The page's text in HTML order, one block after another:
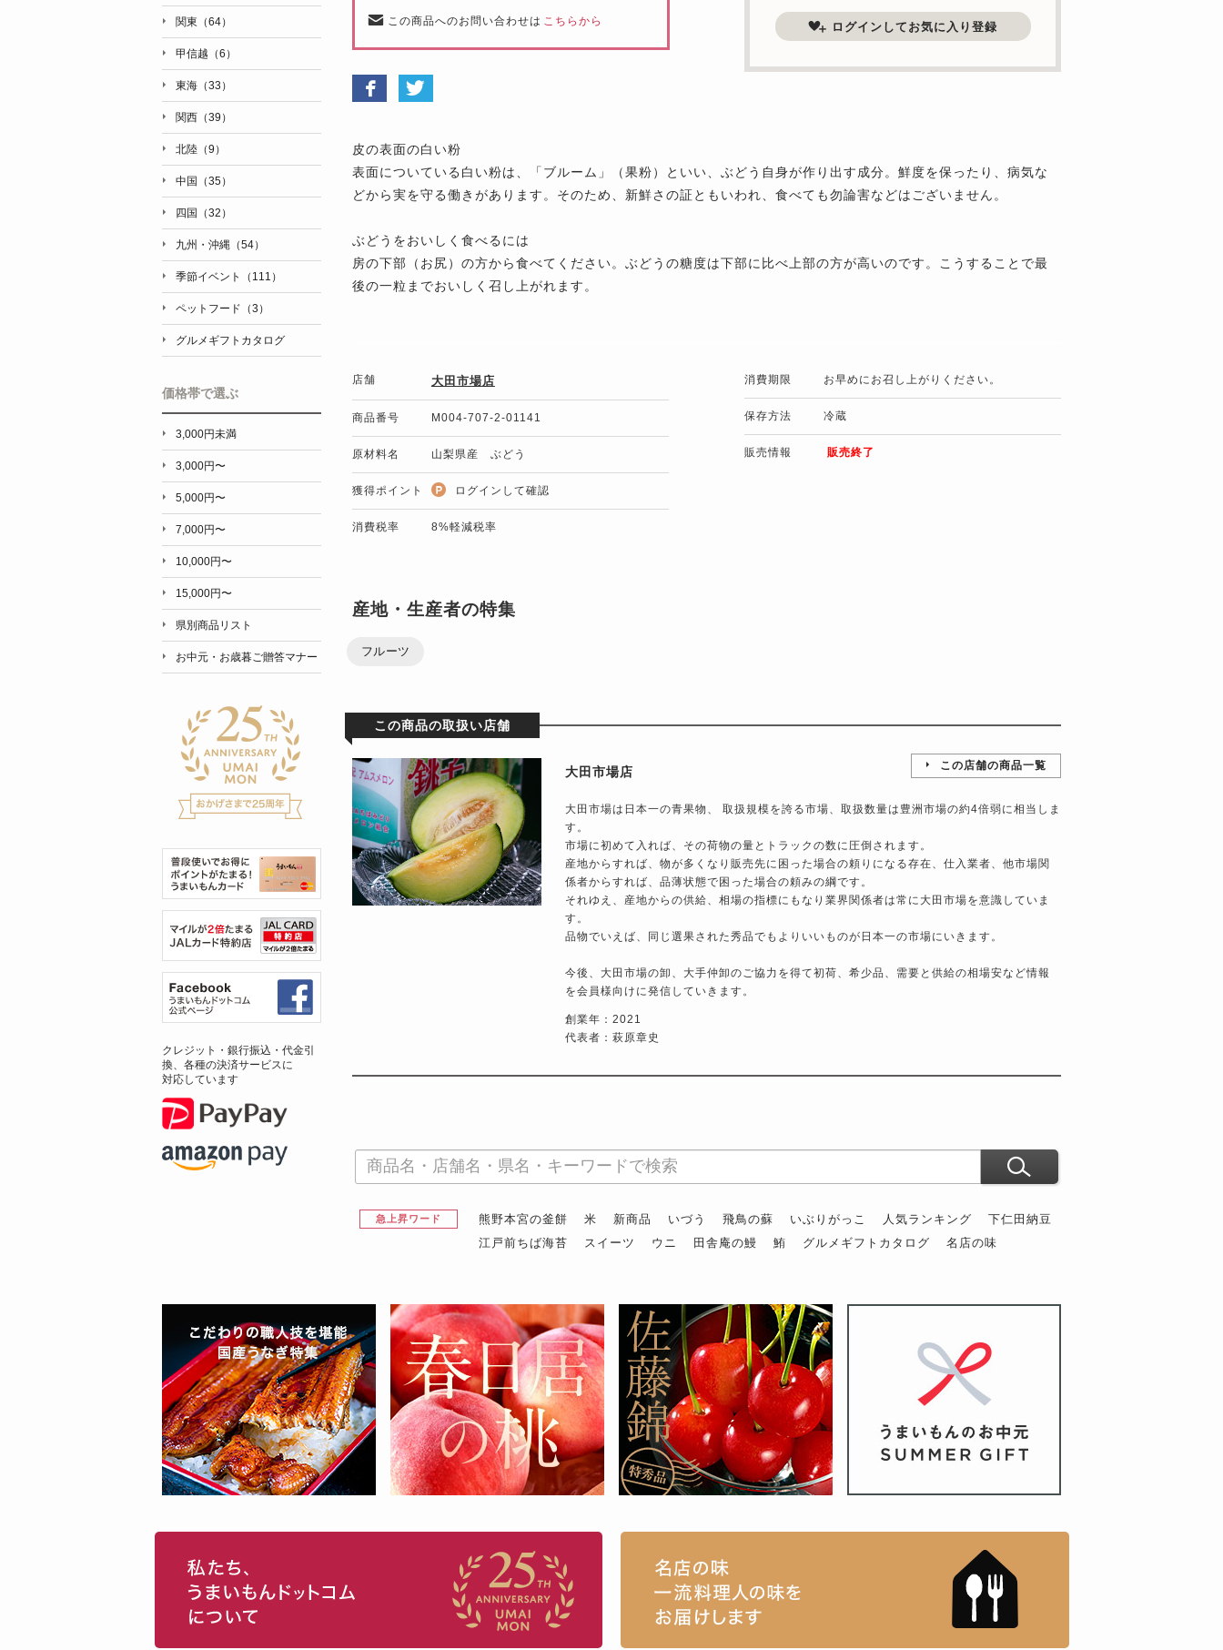
ログインしてお気に入り登録
この商品へのお問い合わせは こちらから
皮の表面の白い粉
表面についている白い粉は、「ブルーム」（果粉）といい、ぶどう自身が作り出す成分。鮮度を保ったり、病気な
どから実を守る働きがあります。そのため、新鮮さの証ともいわれ、食べても勿論害などはございません。
ぶどうをおいしく食べるには
房の下部（お尻）の方から食べてください。ぶどうの糖度は下部に比べ上部の方が高いのです。こうすることで最
後の一粒までおいしく召し上がれます。
店舗 大田市場店
商品番号 M004-707-2-01141
原材料名 山梨県産 ぶどう
獲得ポイント ログインして確認
消費税率 8%軽減税率
消費期限 お早めにお召し上がりください。
保存方法 冷蔵
販売情報 販売終了
産地・生産者の特集
フルーツ
この商品の取扱い店舗
大田市場店 この店舗の商品一覧
大田市場は日本一の青果物、 取扱規模を誇る市場、取扱数量は豊洲市場の約4倍弱に相当しま
す。
市場に初めて入れば、その荷物の量とトラックの数に圧倒されます。
産地からすれば、物が多くなり販売先に困った場合の頼りになる存在、仕入業者、他市場関
係者からすれば、品薄状態で困った場合の頼みの綱です。
それゆえ、産地からの供給、相場の指標にもなり業界関係者は常に大田市場を意識していま
す。
品物でいえば、同じ選果された秀品でもよりいいものが日本一の市場にいきます。
今後、大田市場の卸、大手仲卸のご協力を得て初荷、希少品、需要と供給の相場安など情報
を会員様向けに発信していきます。
創業年：2021
代表者：萩原章史
急上昇ワード 熊野本宮の釜餅 米 新商品 いづう 飛鳥の蘇 いぶりがっこ 人気ランキング
下仁田納豆
江戸前ちば海苔
スイーツ ウニ 田舎庵の鰻 鮪 グルメギフトカタログ 名店の味
関東（64）
甲信越（6）
東海（33）
関西（39）
北陸（9）
中国（35）
四国（32）
九州・沖縄（54）
季節イベント（111）
ペットフード（3）
グルメギフトカタログ
価格帯で選ぶ
3,000円未満
3,000円〜
5,000円〜
7,000円〜
10,000円〜
15,000円〜
県別商品リスト
お中元・お歳暮ご贈答マナー
クレジット・銀行振込・代金引
換、各種の決済サービスに
対応しています